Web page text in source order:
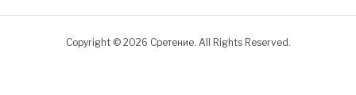
Copyright © 2026 Сретение. All Rights Reserved.